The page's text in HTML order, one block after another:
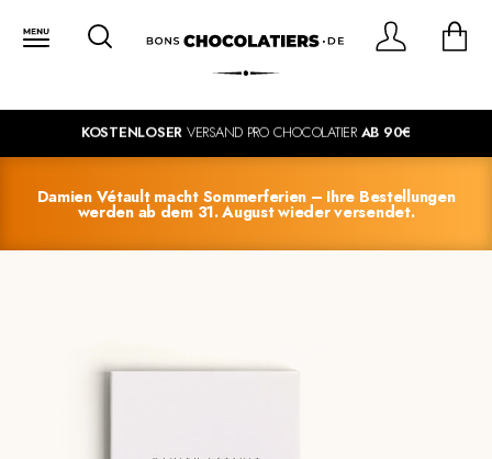
KOSTENLOSER VERSAND PRO CHOCOLATIER AB 90€
Damien Vétault macht Sommerferien – Ihre Bestellungen
werden ab dem 31. August wieder versendet.